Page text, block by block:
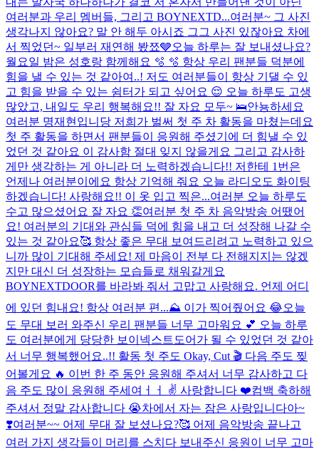
여러분과 우리 멤버들, 그리고 BOYNEXTD...여러분~ 그 사진
생각나지 않아요? 말 안 해두 아시죠 그그 사진 있잖아요 차에
서 찍었던~ 일부러 재연해 봤쬬🩶오늘 하루는 잘 보내셨나요?
월요일 밤은 성호랑 함께해요 🫧 🫧 항상 우리 팬분들 덕분에
힘을 낼 수 있는 것 같아여..! 저도 여러분들이 항상 기댈 수 있
고 힘을 받을 수 있는 쉼터가 되고 싶어요 😌 오늘 하루도 고생
많았고, 내일도 우리 행복해요!! 잘 자요 모두~ 🛌안뇽하세요
여러분 명재현입니당 저희가 벌써 첫 주 차 활동을 마쳤는데요
첫 주 활동을 하면서 팬분들이 응원해 주셨기에 더 힘낼 수 있
었던 것 같아요 이 감사함 절대 잊지 않을게요 그리고 감사하
게만 생각하는 게 아니라 더 노력하겠습니다!! 저한테 1번은
언제나 여러분이에요 항상 기억해 줘요 오늘 라디오도 화이팅
하겠습니다! 사랑해요!! 이 옷 입고 찍은...여러분 오늘 하루도
수고 많으셨어요 잘 자요 👏여러분 첫 주 차 음악방송 어땠어
요! 여러분의 기대와 관심들 덕에 힘을 내고 더 성장해 나갈 수
있는 것 같아요🥰 항상 좋은 무대 보여드리려고 노력하고 있으
니까 많이 기대해 주세요! 제 마음이 전부 다 전해지지는 않겠
지만 대신 더 성장하는 모습들로 채워갈게요
BOYNEXTDOOR를 바라봐 줘서 고맙고 사랑해요. 언제 어디
에 있던 힘내요! 항상 여러분 편...⛰️ 이가 찍어줬어요 😂오늘
도 무대 보러 와주신 우리 팬분들 너무 고마워요 💕 오늘 하루
도 여러분에게 당당한 보이넥스트도어가 될 수 있었던 것 같아
서 너무 행복했어요..!! 활동 첫 주도 Okay, Cut 🎬 다음 주도 찢
어볼게요 🔥 이번 한 주 동안 응원해 주셔서 너무 감사하고 다
음 주도 많이 응원해 주세여ㅓㅓ ✌️ 사랑합니다 ❤️컴백 축하해
주셔서 정말 감사합니다 😭차에서 자는 잠은 사랑입니다아~
❣️여러분~~ 어제 무대 잘 보셨나요?🥰 어제 음악방송 끝나고
여러 가지 생각들이 머리를 스치다 보내주신 응원이 너무 고마